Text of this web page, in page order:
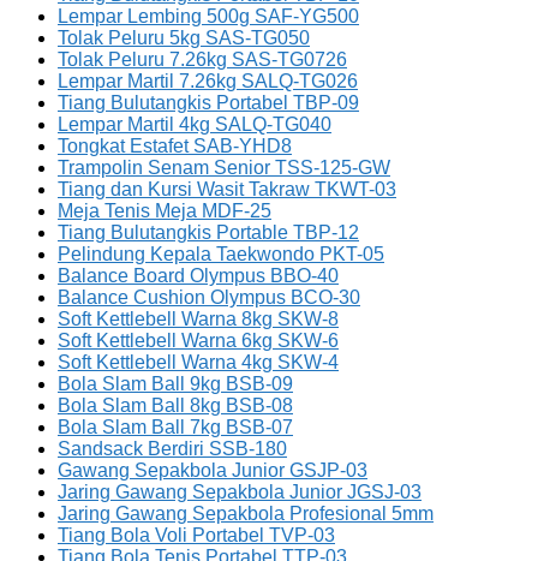
Lempar Lembing 500g SAF-YG500
Tolak Peluru 5kg SAS-TG050
Tolak Peluru 7.26kg SAS-TG0726
Lempar Martil 7.26kg SALQ-TG026
Tiang Bulutangkis Portabel TBP-09
Lempar Martil 4kg SALQ-TG040
Tongkat Estafet SAB-YHD8
Trampolin Senam Senior TSS-125-GW
Tiang dan Kursi Wasit Takraw TKWT-03
Meja Tenis Meja MDF-25
Tiang Bulutangkis Portable TBP-12
Pelindung Kepala Taekwondo PKT-05
Balance Board Olympus BBO-40
Balance Cushion Olympus BCO-30
Soft Kettlebell Warna 8kg SKW-8
Soft Kettlebell Warna 6kg SKW-6
Soft Kettlebell Warna 4kg SKW-4
Bola Slam Ball 9kg BSB-09
Bola Slam Ball 8kg BSB-08
Bola Slam Ball 7kg BSB-07
Sandsack Berdiri SSB-180
Gawang Sepakbola Junior GSJP-03
Jaring Gawang Sepakbola Junior JGSJ-03
Jaring Gawang Sepakbola Profesional 5mm
Tiang Bola Voli Portabel TVP-03